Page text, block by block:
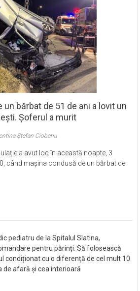
un bărbat de 51 de ani a lovit un
Șoferul a murit
Ștefan Ciobanu
a avut loc în această noapte, 3
când mașina condusă de un bărbat de
pediatru de la Spitalul Slatina,
pentru părinți: Să folosească
condiționat cu o diferență de cel mult 10
afară și cea interioară